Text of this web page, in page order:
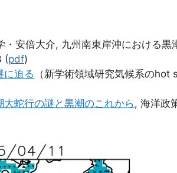
・安倍大介, 九州南東岸沖における黒
(pdf)
に迫る
（新学術領域研究気候系のhot
蛇行の謎と黒潮のこれから, 海洋政